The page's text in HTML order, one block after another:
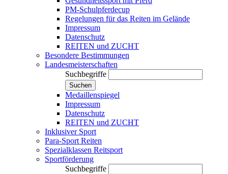
PM-Schulpferdecup
Regelungen für das Reiten im Gelände
Impressum
Datenschutz
REITEN und ZUCHT
Besondere Bestimmungen
Landesmeisterschaften
Suchbegriffe
Suchen
Medaillenspiegel
Impressum
Datenschutz
REITEN und ZUCHT
Inklusiver Sport
Para-Sport Reiten
Spezialklassen Reitsport
Sportförderung
Suchbegriffe